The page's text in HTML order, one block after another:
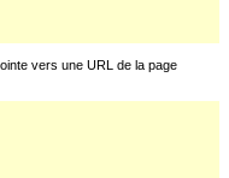
vers une URL de la page